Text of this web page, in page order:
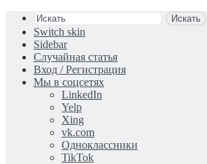
Искать
Switch skin
Sidebar
Случайная статья
Вход / Регистрация
Мы в соцсетях
LinkedIn
Yelp
Xing
vk.com
Одноклассники
TikTok